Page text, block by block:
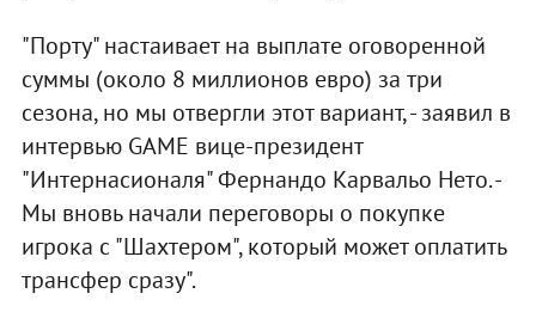
"Порту" настаивает на выплате оговоренной
суммы (около 8 миллионов евро) за три
сезона, но мы отвергли этот вариант, - заявил в
интервью GAME вице-президент
"Интернасионаля" Фернандо Карвальо Нето. -
Мы вновь начали переговоры о покупке
игрока с "Шахтером", который может оплатить
трансфер сразу".